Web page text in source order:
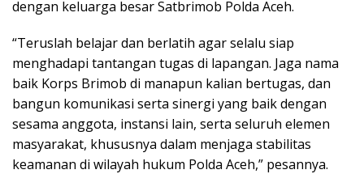
dengan keluarga besar Satbrimob Polda Aceh.
“Teruslah belajar dan berlatih agar selalu siap
menghadapi tantangan tugas di lapangan. Jaga nama
baik Korps Brimob di manapun kalian bertugas, dan
bangun komunikasi serta sinergi yang baik dengan
sesama anggota, instansi lain, serta seluruh elemen
masyarakat, khususnya dalam menjaga stabilitas
keamanan di wilayah hukum Polda Aceh,” pesannya.